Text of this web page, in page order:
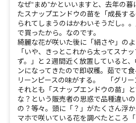
なぜ“まめ”かといいますと、去年の
たスナップエンドウの苗を「成長す
られてしまうのはかわいそうだし。
で買ったから。なのです。
綺麗な花が咲いた後に「絹さや」のよ
「いや、きっとこれから太ってスナ
ず。」と２週間近く放置していると
ンになってきたので即収穫。茹でて
リーンピースの味がする。 「グリー
それとも「スナップエンドウの苗」
な？という販売者の思惑で品種違い
の？等々。頭に「？」がたくさん浮
マホで咲いている花を調べたところ